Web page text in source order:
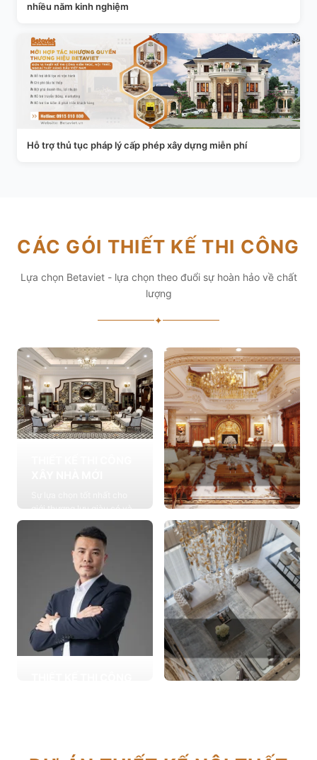
nhiều năm kinh nghiệm
Hỗ trợ thủ tục pháp lý cấp phép xây dựng miễn phí
CÁC GÓI THIẾT KẾ THI CÔNG
Lựa chọn Betaviet - lựa chọn theo đuổi sự hoàn hảo về chất
lượng
✦
giới thượng lưu giàu có và
đẳng cấp, cung cấp các
giải pháp thiết kế chuyên
Xem chi tiết
THIẾT KẾ THI CÔNG
NỘI THẤT
Cung cấp các giải pháp
theo phong cách sống với
thiết kế nội thất thông minh
mang tính thẩm mỹ cao
Xem chi tiết
lựa chọn từ các gia đình